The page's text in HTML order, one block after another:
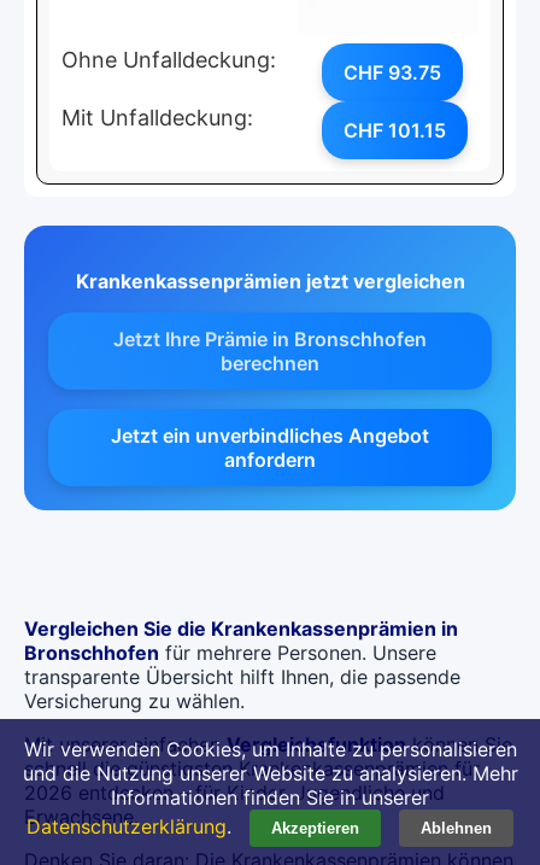
Ohne Unfalldeckung: CHF 93.75
Mit Unfalldeckung: CHF 101.15
Krankenkassenprämien jetzt vergleichen
Jetzt Ihre Prämie in Bronschhofen
berechnen
Jetzt ein unverbindliches Angebot
anfordern
Vergleichen Sie die Krankenkassenprämien in
Bronschhofen für mehrere Personen. Unsere
transparente Übersicht hilft Ihnen, die passende
Versicherung zu wählen.
Mit unserer einfachenVergleichsfunktionkönnen Sie
schnell die günstigsten Krankenkassenprämien für
2026 entdecken – für Kinder, Jugendliche und
Erwachsene.
Denken Sie daran: Die Krankenkassenprämien können
Wir verwenden Cookies, um Inhalte zu personalisieren
und die Nutzung unserer Website zu analysieren. Mehr
Informationen finden Sie in unserer
Datenschutzerklärung. Akzeptieren Ablehnen